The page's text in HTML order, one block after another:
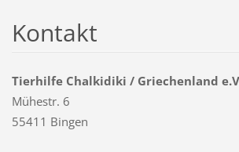
Kontakt
Tierhilfe Chalkidiki / Griechenland
Mühestr. 6
55411 Bingen